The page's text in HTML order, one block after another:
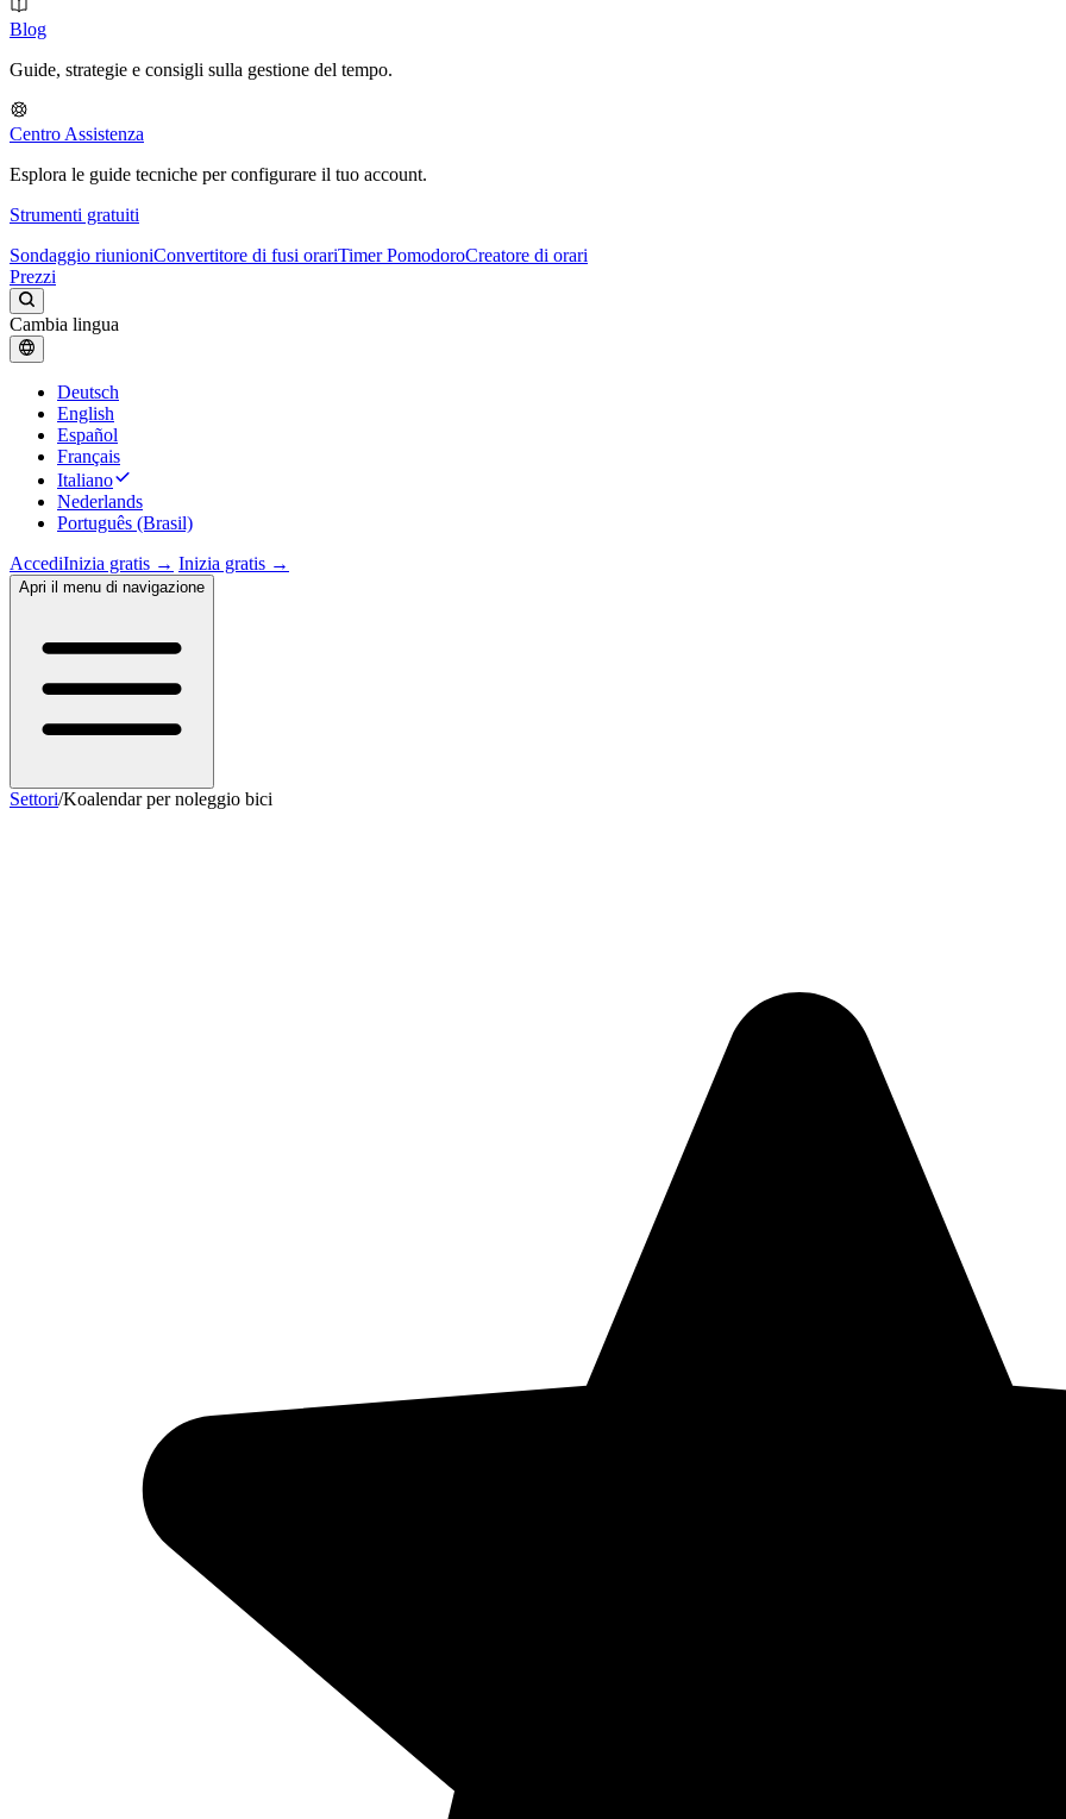
Blog
Guide, strategie e consigli sulla gestione del tempo.
Centro Assistenza
Esplora le guide tecniche per configurare il tuo account.
Strumenti gratuiti
Sondaggio riunioniConvertitore di fusi orariTimer PomodoroCreatore di orari
Prezzi
Cambia lingua
Deutsch
English
Español
Français
Italiano
Nederlands
Português (Brasil)
AccediInizia gratis → Inizia gratis →
Apri il menu di navigazione
Settori/Koalendar per noleggio bici